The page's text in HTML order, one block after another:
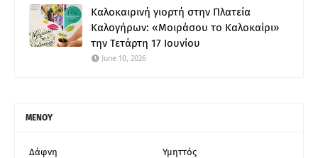
Καλοκαιρινή γιορτή στην Πλατεία
Καλογήρων: «Μοιράσου το Καλοκαίρι»
την Τετάρτη 17 Ιουνίου
June 10, 2026
ΜΕΝΟΥ
Δάφνη
Υμηττός